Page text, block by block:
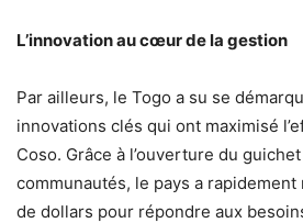
L’innovation au cœur de la gestion
Par ailleurs, le Togo a su se
innovations clés qui ont maximisé
Coso. Grâce à l’ouverture du guichet
communautés, le pays a
de dollars pour répondre aux